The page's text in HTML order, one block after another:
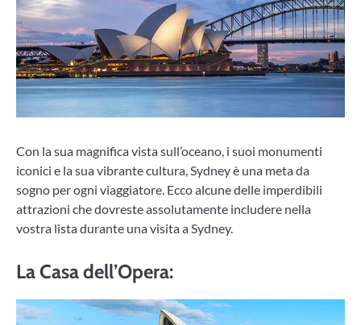
Con la sua magnifica vista sull’oceano, i suoi monumenti
iconici e la sua vibrante cultura, Sydney è una meta da
sogno per ogni viaggiatore. Ecco alcune delle imperdibili
attrazioni che dovreste assolutamente includere nella
vostra lista durante una visita a Sydney.
La Casa dell’Opera: